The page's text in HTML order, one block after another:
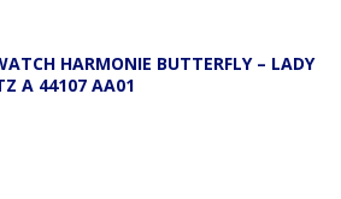
HARMONIE BUTTERFLY – LADY
A 44107 AA01